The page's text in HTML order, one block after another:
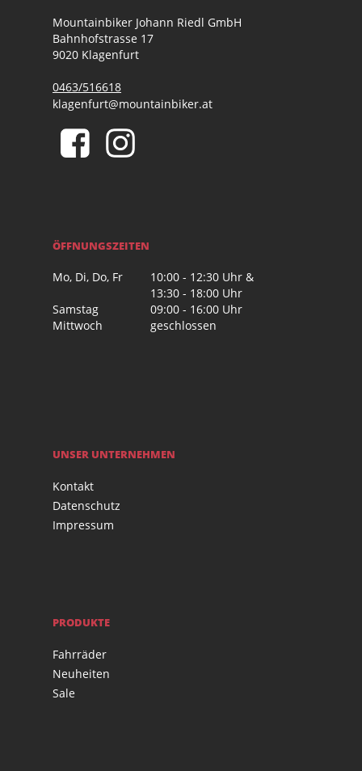
Mountainbiker Johann Riedl GmbH
Bahnhofstrasse 17
9020 Klagenfurt
0463/516618
klagenfurt@mountainbiker.at
ÖFFNUNGSZEITEN
Mo, Di, Do, Fr
10:00 - 12:30 Uhr &
13:30 - 18:00 Uhr
Samstag
09:00 - 16:00 Uhr
Mittwoch
geschlossen
UNSER UNTERNEHMEN
Kontakt
Datenschutz
Impressum
PRODUKTE
Fahrräder
Neuheiten
Sale